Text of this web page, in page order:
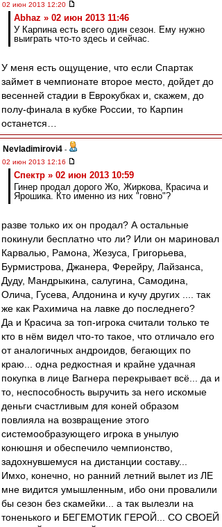
02 июн 2013 12:20
Abhaz » 02 июн 2013 11:46
У Карпина есть всего один сезон. Ему нужно
выиграть что-то здесь и сейчас.
У меня есть ощущение, что если Спартак
займет в чемпионате второе место, дойдет до
весенней стадии в Еврокубках и, скажем, до
полу-финала в кубке России, то Карпин
останется…
Nevladimirovi4 -
02 июн 2013 12:16
Спектр » 02 июн 2013 10:59
Гинер продал дорого Жо, Жиркова, Красича и
Ярошика. Кто именно из них "говно"?
разве только их он продал? А остальные
покинули бесплатно что ли? Или он мариновал
Карвалью, Рамона, Жезуса, Григорьева,
Бурмистрова, Джанера, Ферейру, Лайзанса,
Дуду, Мандрыкина, салугина, Самодина,
Олича, Гусева, Алдонина и кучу других .... так
же как Рахимича на лавке до последнего?
Да и Красича за топ-игрока считали только те
кто в нём видел что-то такое, что отличало его
от аналогичных андроидов, бегающих по
краю... одна редкостная и крайне удачная
покупка в лице Вагнера перекрывает всё... да и
то, неспособность выручить за него искомые
деньги счастливым для коней образом
повлияла на возвращение этого
системообразующего игрока в унылую
конюшня и обеспечило чемпионство,
задохнувшемуся на дистанции составу...
Имхо, конечно, но ранний летний вылет из ЛЕ
мне видится умышленным, ибо они провалили
бы сезон без скамейки... а так вылезли на
тоненького и БЕГЕМОТИК ГЕРОЙ... СО СВОЕЙ